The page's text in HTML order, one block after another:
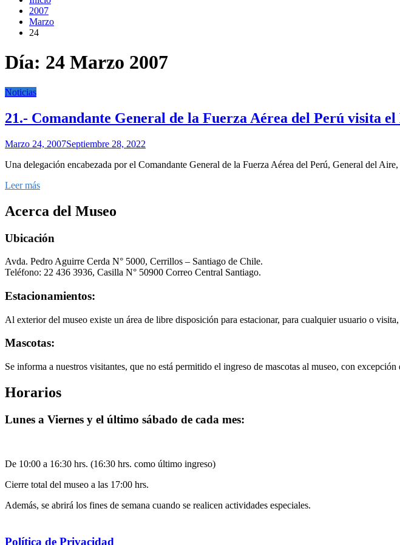
2007
Marzo
24
Día: 24 Marzo 2007
Noticias
21.- Comandante General de la Fuerza Aérea del Perú visita el
Marzo 24, 2007Septiembre 28, 2022
Una delegación encabezada por el Comandante General de la Fuerza Aérea del Perú, General del
Leer más
Acerca del Museo
Ubicación
Avda. Pedro Aguirre Cerda N° 5000, Cerrillos – Santiago de Chile.
Teléfono: 22 436 3936, Casilla N° 50900 Correo Central Santiago.
Estacionamientos:
Al exterior del museo existe un área de libre disposición para estacionar, para cualquier usuario o
Mascotas:
Se informa a nuestros visitantes, que no está permitido el ingreso de mascotas al museo, con excepción
Horarios
Lunes a Viernes y el último sábado de cada mes:
De 10:00 a 16:30 hrs. (16:30 hrs. como último ingreso)
Cierre total del museo a las 17:00 hrs.
Además, se abrirá los fines de semana cuando se realicen actividades especiales.
Política de Privacidad